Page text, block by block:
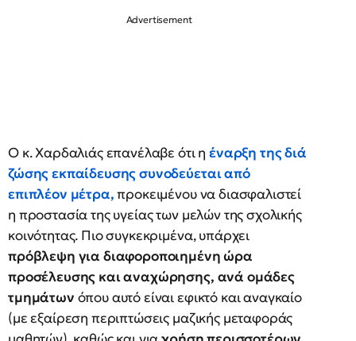
Ο κ. Χαρδαλιάς επανέλαβε ότι ηέναρξη της διά
ζώσης εκπαίδευσης συνοδεύεται από
επιπλέον μέτρα,προκειμένου να διασφαλιστεί
η προστασία της υγείας των μελών της σχολικής
κοινότητας. Πιο συγκεκριμένα, υπάρχει
πρόβλεψη για διαφοροποιημένη ώρα
προσέλευσης και αναχώρησης, ανά ομάδες
τμημάτων όπου αυτό είναι εφικτό και αναγκαίο
(με εξαίρεση περιπτώσεις μαζικής μεταφοράς